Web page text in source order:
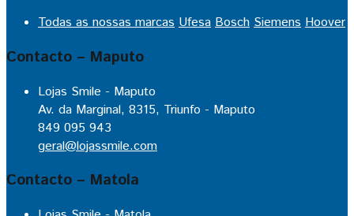
Todas as nossas marcas Ufesa Bosch Siemens Hoover
Contacto – Maputo
Lojas Smile - Maputo
Av. da Marginal, 8315, Triunfo - Maputo
849 095 943
geral@lojassmile.com
Contacto – Matola